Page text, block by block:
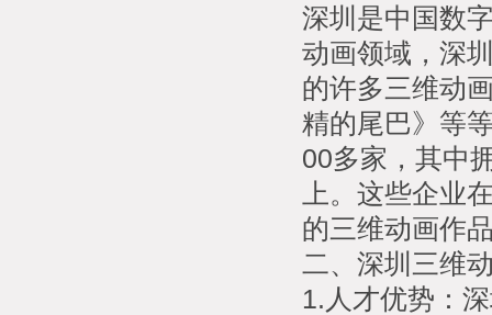
深圳是中国数
动画领域，深
的许多三维动
精的尾巴》等
00多家，其中
上。这些企业
的三维动画作
二、深圳三维
1.人才优势：